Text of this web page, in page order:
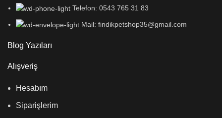
Telefon: 0543 765 31 83
Mail: findikpetshop35@gmail.com
Blog Yazıları
Alışveriş
Hesabım
Siparişlerim